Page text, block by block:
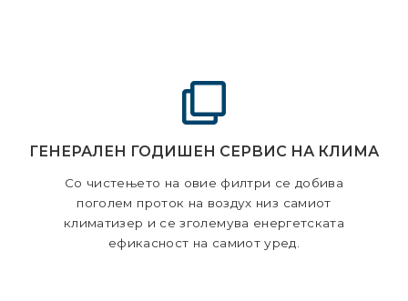
ГЕНЕРАЛЕН ГОДИШЕН СЕРВИС НА КЛИМА
Со чистењето на овие филтри се добива
поголем проток на воздух низ самиот
климатизер и се зголемува енергетската
ефикасност на самиот уред.